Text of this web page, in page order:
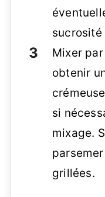
Mixer
obtenir
si
mixage.
grillées.